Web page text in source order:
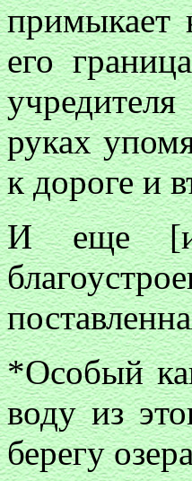
примыкает
его
руках
к дороге и
И еще
*Особый
воду из
берегу